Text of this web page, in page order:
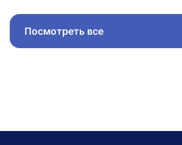
Посмотреть все